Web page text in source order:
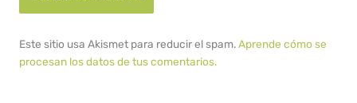
Este sitio usa Akismet para reducir el spam.Aprende cómo se
procesan los datos de tus comentarios.